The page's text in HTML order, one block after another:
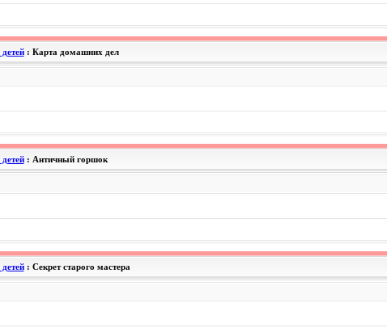
: Карта домашних дел
: Античный горшок
: Секрет старого мастера